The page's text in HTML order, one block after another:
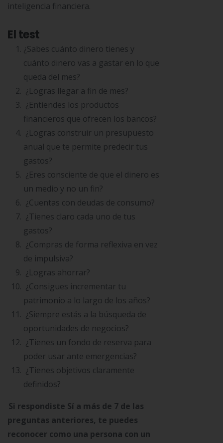
inteligencia financiera.
El test
¿Sabes cuánto dinero tienes y
cuánto dinero vas a gastar en lo que
queda del mes?
¿Logras llegar a fin de mes?
¿Entiendes los productos
financieros que ofrecen los bancos?
¿Logras construir un presupuesto
anual que te permite predecir tus
gastos?
¿Eres consciente de que el dinero es
un medio y no un fin?
¿Cuentas con deudas de consumo?
¿Tienes claro cada uno de tus
gastos?
¿Compras de forma reflexiva en vez
de impulsiva?
¿Logras ahorrar?
¿Consigues incrementar tu
patrimonio a lo largo de los años?
¿Siempre estás a la búsqueda de
oportunidades de negocios?
¿Tienes un fondo de reserva para
poder usar ante emergencias?
¿Tienes objetivos claramente
definidos?
Si respondiste Sí a más de 7 de las
preguntas anteriores, te puedes
reconocer como una persona con un